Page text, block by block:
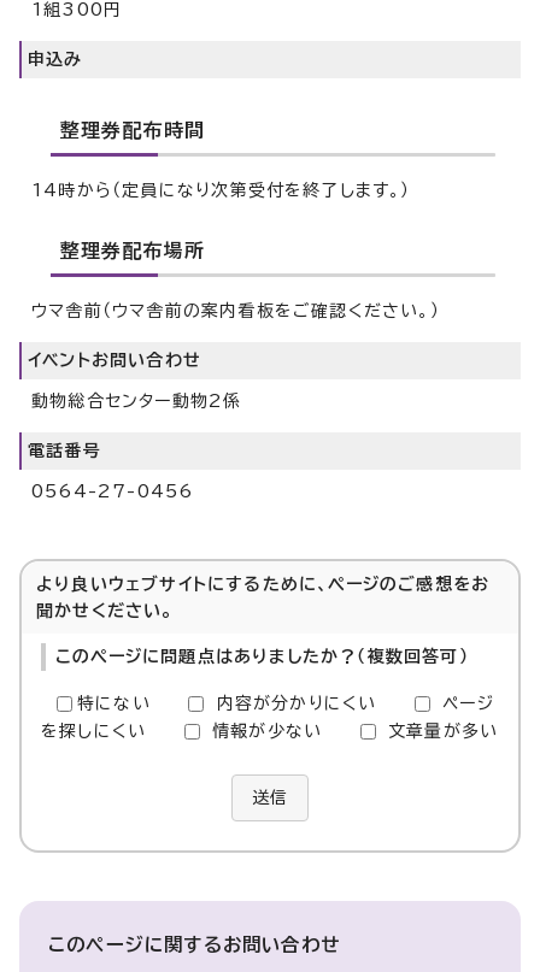
1組300円
申込み
整理券配布時間
14時から（定員になり次第受付を終了します。）
整理券配布場所
ウマ舎前（ウマ舎前の案内看板をご確認ください。）
イベントお問い合わせ
動物総合センター動物2係
電話番号
0564-27-0456
より良いウェブサイトにするために、ページのご感想をお
聞かせください。
このページに問題点はありましたか？（複数回答可）
特にない 内容が分かりにくい
ページ
を探しにくい
情報が少ない 文章量が多い
送信
このページに関するお問い合わせ